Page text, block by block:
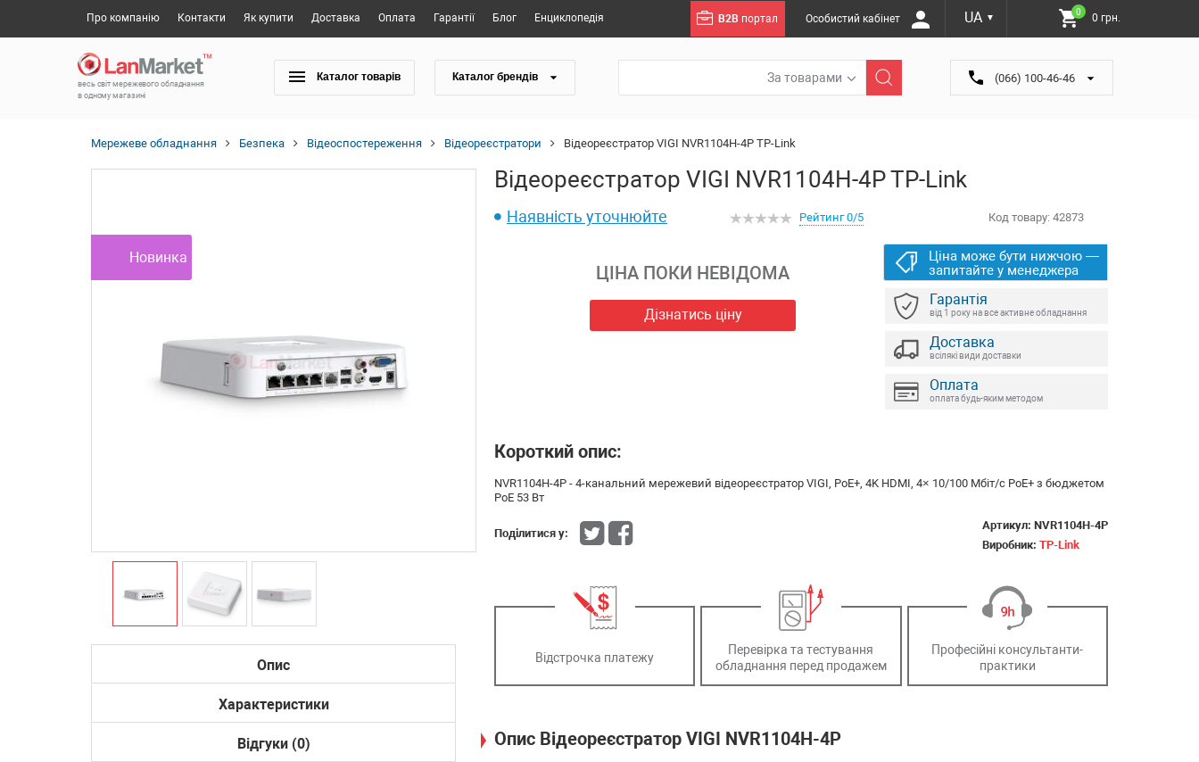
Про компанію Контакти Як купити Доставка Оплата Гарантії Блог Енциклопедія B2B портал Особистий кабінет UA ▼
0 0 грн.
весь світ мережевого обладнання
в одному магазині
Каталог товарів Каталог брендів За товарами (066) 100-46-46
Мережеве обладнання Безпека Відеоспостереження Відеореєстратори Відеореєстратор VIGI NVR1104H-4P TP-Link
Новинка
Опис
Характеристики
Відгуки (0)
Відеореєстратор VIGI NVR1104H-4P TP-Link
Наявність уточнюйте Код товару: 42873
Рейтинг 0/5
ЦІНА ПОКИ НЕВІДОМА
Дізнатись ціну
Ціна може бути нижчою —
запитайте у менеджера
Гарантія
від 1 року на все активне обладнання
Доставка
всілякі види доставки
Оплата
оплата будь-яким методом
Короткий опис:
NVR1104H-4P - 4-канальний мережевий відеореєстратор VIGI, PoE+, 4K HDMI, 4× 10/100 Мбіт/с PoE+ з бюджетом
PoE 53 Вт
Артикул: NVR1104H-4P
Виробник: TP-Link
Поділитися у:
Відстрочка платежу
Перевірка та тестування
обладнання перед продажем
Професійні консультанти-
практики
Опис Відеореєстратор VIGI NVR1104H-4P